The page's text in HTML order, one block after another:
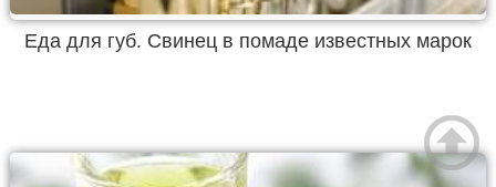
Еда для губ. Свинец в помаде известных марок